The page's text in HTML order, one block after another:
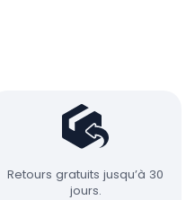
Retours gratuits jusqu’à 30
jours.